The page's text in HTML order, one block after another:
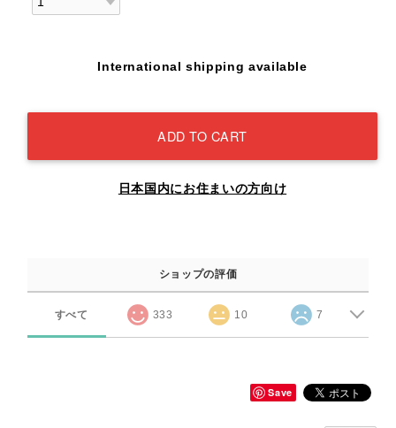
International shipping available
ADD TO CART
日本国内にお住まいの方向け
ショップの評価
すべて 333 10 7
Save